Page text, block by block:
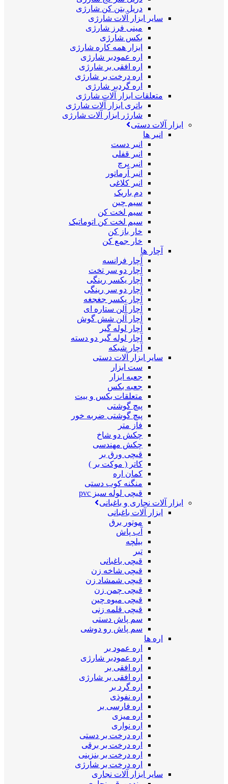
دریل بتن کن شارژی
سایر ابزار آلات شارژی
مینی فرز شارژی
بکس شارژی
ابزار همه کاره شارژی
اره عمودبر شارژی
اره افقی بر شارژی
اره درخت بر شارژی
اره گردبر شارژی
متعلقات ابزار آلات شارژی
باتری ابزار آلات شارژی
شارژر ابزار آلات شارژی
ابزار آلات دستی
انبر ها
انبر دست
انبر قفلی
انبر پرچ
انبر آرماتور
انبر کلاغی
دم باریک
سیم چین
سیم لخت کن
سیم لخت کن اتوماتیک
خار باز کن
خار جمع کن
آچار ها
آچار فرانسه
آچار دو سر تخت
آچار یکسر رینگی
آچار دو سر رینگی
آچار یکسر جغجغه
آچار آلن ستاره ای
آچار آلن شش گوش
آچار لوله گیر
آچار لوله گیر دو دسته
آچار شبکه
سایر ابزار آلات دستی
ست ابزار
جعبه ابزار
جعبه بکس
متعلقات بکس و بیت
پیچ گوشتی
پیچ گوشتی ضربه خور
فاز متر
چکش دو شاخ
چکش مهندسی
قیچی ورق بر
کاتر ( موکت بر )
کمان اره
منگنه کوب دستی
قیچی لوله سبز pvc
ابزار آلات نجاری و باغبانی
ابزار آلات باغبانی
موتور برق
آب پاش
بیلچه
تبر
قیچی باغبانی
قیچی شاخه زن
قیچی شمشاد زن
قیچی چمن زن
قیچی میوه چین
قیچی قلمه زنی
سم پاش دستی
سم پاش رو دوشی
اره ها
اره عمود بر
اره عمودبر شارژی
اره افقی بر
اره افقی بر شارژی
اره گرد بر
اره نفوذی
اره فارسی بر
اره میزی
اره نواری
اره درخت بر دستی
اره درخت بر برقی
اره درخت بر بنزینی
اره درخت بر شارژی
سایر ابزار آلات نجاری